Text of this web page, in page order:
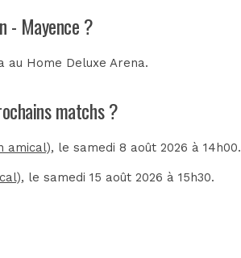
- Mayence ?
au Home Deluxe Arena.
matchs ?
amical), le samedi 8 août 2026 à 14h00.
, le samedi 15 août 2026 à 15h30.